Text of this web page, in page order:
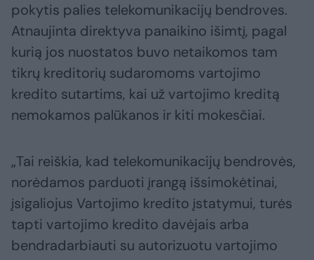
pokytis palies telekomunikacijų bendroves.
Atnaujinta direktyva panaikino išimtį, pagal
kurią jos nuostatos buvo netaikomos tam
tikrų kreditorių sudaromoms vartojimo
kredito sutartims, kai už vartojimo kreditą
nemokamos palūkanos ir kiti mokesčiai.
„Tai reiškia, kad telekomunikacijų bendrovės,
norėdamos parduoti įrangą išsimokėtinai,
įsigaliojus Vartojimo kredito įstatymui, turės
tapti vartojimo kredito davėjais arba
bendradarbiauti su autorizuotu vartojimo